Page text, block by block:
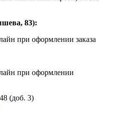
83):
при оформлении заказа
при оформлении
(доб. 3)